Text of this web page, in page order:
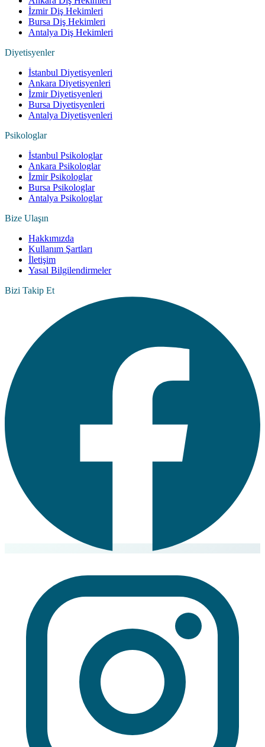
İzmir Diş Hekimleri
Bursa Diş Hekimleri
Antalya Diş Hekimleri
Diyetisyenler
İstanbul Diyetisyenleri
Ankara Diyetisyenleri
İzmir Diyetisyenleri
Bursa Diyetisyenleri
Antalya Diyetisyenleri
Psikologlar
İstanbul Psikologlar
Ankara Psikologlar
İzmir Psikologlar
Bursa Psikologlar
Antalya Psikologlar
Bize Ulaşın
Hakkımızda
Kullanım Şartları
İletişim
Yasal Bilgilendirmeler
Bizi Takip Et